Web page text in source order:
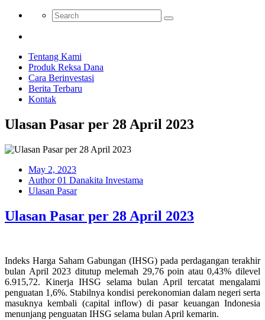
Tentang Kami
Produk Reksa Dana
Cara Berinvestasi
Berita Terbaru
Kontak
Ulasan Pasar per 28 April 2023
May 2, 2023
Author 01 Danakita Investama
Ulasan Pasar
Ulasan Pasar per 28 April 2023
Indeks Harga Saham Gabungan (IHSG) pada perdagangan terakhir
bulan April 2023 ditutup melemah 29,76 poin atau 0,43% dilevel
6.915,72. Kinerja IHSG selama bulan April tercatat mengalami
penguatan 1,6%. Stabilnya kondisi perekonomian dalam negeri serta
masuknya kembali (capital inflow) di pasar keuangan Indonesia
menunjang penguatan IHSG selama bulan April kemarin.